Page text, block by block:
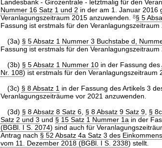
Landesbank - Girozentrale - letztmalig für den
Nummer 16 Satz 1 und 2 in der am 1. Januar 2016
Veranlagungszeitraum 2015 anzuwenden. 8§ 5
Fassung ist erstmals für den
(3a) § 5 Absatz 1 Nummer 3 Buchstabe d,
Fassung ist erstmals für den
(3b) § 5 Absatz 1 Nummer 10 in der Fassung des
Nr. 108) ist erstmals für den Veranlagungszeitraum
(3c) § 8 Absatz 1 in der Fassung des Artikels 3
Veranlagungszeiträume vor 2021 anzuwenden.
(3d) § 8 Absatz 8 Satz 6, § 8 Absatz 9 Satz 9, §
Satz 2 und 3 und § 15 Satz 1 Nummer 1a in der
(BGBl. I S. 2074) sind auch für
Antrag nach § 52 Absatz 4a Satz 3 des
vom 11. Dezember 2018 (BGBl. I S. 2338) stellt.